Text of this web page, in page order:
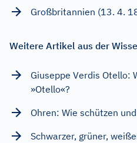
Großbritannien (13. 4.
Weitere Artikel aus der
Giuseppe Verdis Otello:
»Otello«?
Ohren: Wie schützen
Schwarzer, grüner,